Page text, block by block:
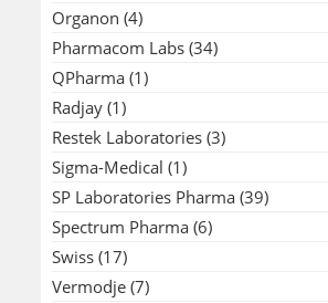
Organon (4)
Pharmacom Labs (34)
QPharma (1)
Radjay (1)
Restek Laboratories (3)
Sigma-Medical (1)
SP Laboratories Pharma (39)
Spectrum Pharma (6)
Swiss (17)
Vermodje (7)